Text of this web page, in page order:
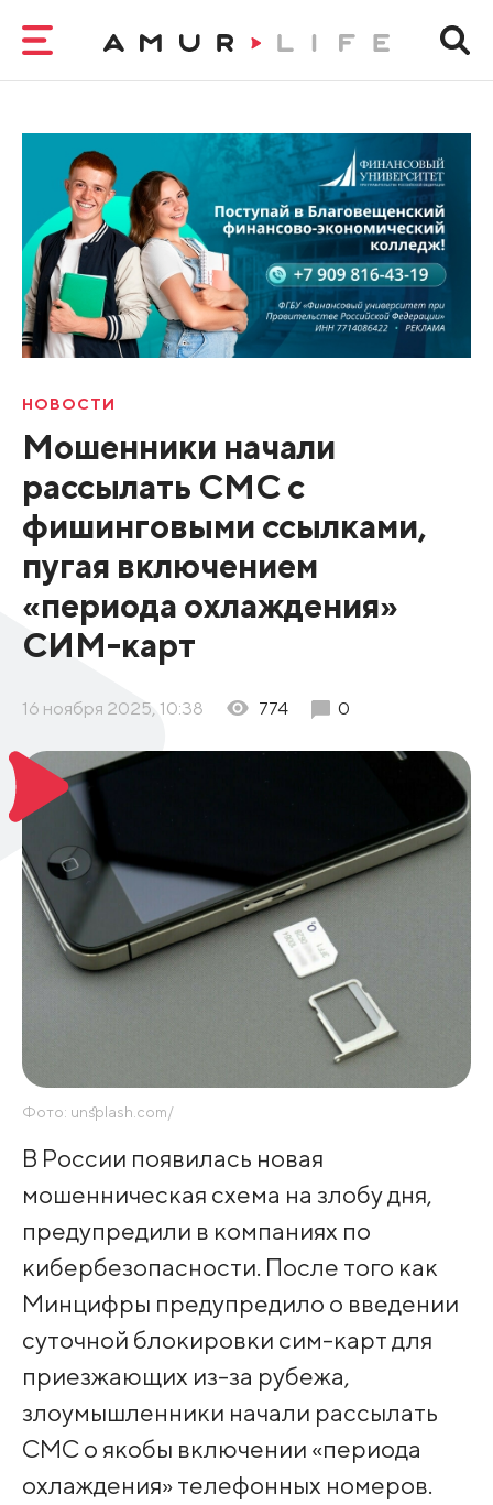
НОВОСТИ
Мошенники начали
рассылать СМС с
фишинговыми ссылками,
пугая включением
«периода охлаждения»
СИМ-карт
16 ноября 2025, 10:38 774 0
Фото: unsplash.com/
В России появилась новая
мошенническая схема на злобу дня,
предупредили в компаниях по
кибербезопасности. После того как
Минцифры предупредило о введении
суточной блокировки сим-карт для
приезжающих из-за рубежа,
злоумышленники начали рассылать
СМС о якобы включении «периода
охлаждения» телефонных номеров.